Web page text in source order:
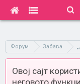
Форум Забава
Овој сајт
неговото